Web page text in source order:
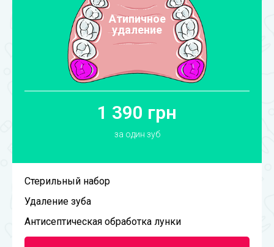
Атипичное
удаление
1 390 грн
за один зуб
Стерильный набор
Удаление зуба
Антисептическая обработка лунки